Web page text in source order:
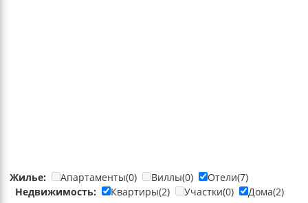
Жилье: Апартаменты(0) Виллы(0)
Отели(7)
Недвижимость:
Квартиры(2) Участки(0) Дома(2)